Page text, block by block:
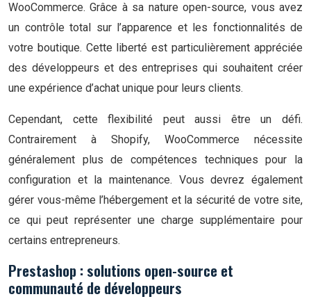
WooCommerce. Grâce à sa nature open-source, vous avez
un contrôle total sur l’apparence et les fonctionnalités de
votre boutique. Cette liberté est particulièrement appréciée
des développeurs et des entreprises qui souhaitent créer
une expérience d’achat unique pour leurs clients.
Cependant, cette flexibilité peut aussi être un défi.
Contrairement à Shopify, WooCommerce nécessite
généralement plus de compétences techniques pour la
configuration et la maintenance. Vous devrez également
gérer vous-même l’hébergement et la sécurité de votre site,
ce qui peut représenter une charge supplémentaire pour
certains entrepreneurs.
Prestashop : solutions open-source et
communauté de développeurs